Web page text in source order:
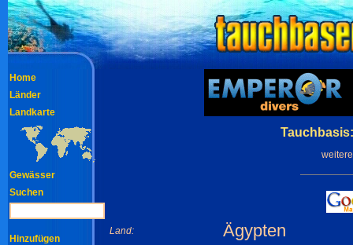
Land: Ägypten
Home
Länder
Landkarte
Gewässer
Suchen
Hinzufügen